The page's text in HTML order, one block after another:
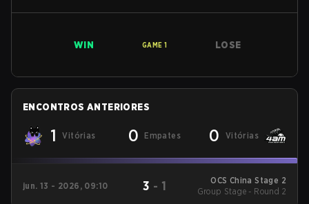
WIN GAME 1 LOSE
ENCONTROS ANTERIORES
1 Vitórias 0 Empates 0 Vitórias
jun. 13 - 2026, 09:10 3 - 1
OCS China Stage 2
Group Stage - Round 2